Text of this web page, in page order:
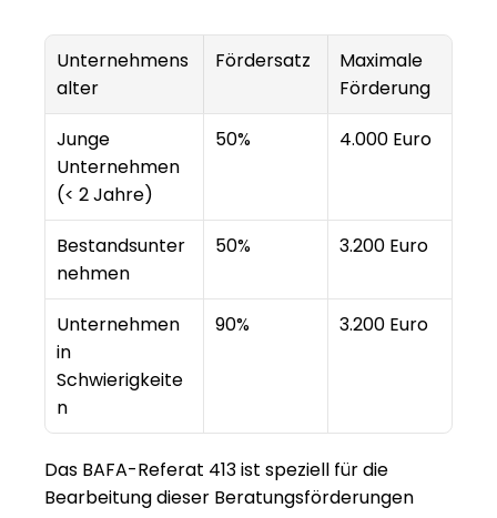
Unternehmens
alter
Fördersatz
Maximale
Förderung
Junge
Unternehmen
(< 2 Jahre)
50% 4.000 Euro
Bestandsunter
nehmen
50% 3.200 Euro
Unternehmen
in
Schwierigkeite
n
90% 3.200 Euro
Das BAFA-Referat 413 ist speziell für die
Bearbeitung dieser Beratungsförderungen